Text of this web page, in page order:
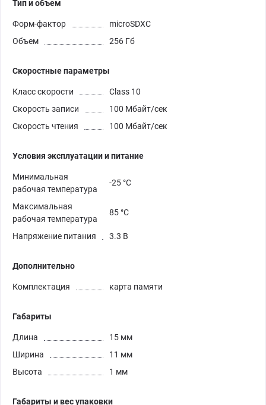
Тип и объем
Форм-фактор
microSDXC
Объем
256 Гб
Скоростные параметры
Класс скорости
Class 10
Скорость записи
100 Мбайт/сек
Cкорость чтения
100 Мбайт/сек
Условия эксплуатации и питание
Минимальная
рабочая температура
-25 °C
Максимальная
рабочая температура
85 °C
Напряжение питания 3.3 В
Дополнительно
Комплектация карта памяти
Габариты
Длина
15 мм
Ширина
11 мм
Высота
1 мм
Габариты и вес упаковки